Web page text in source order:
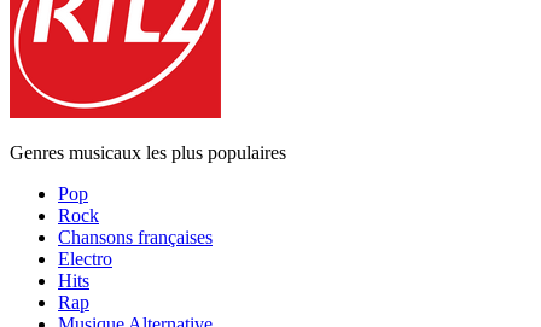
Genres musicaux les plus populaires
Pop
Rock
Chansons françaises
Electro
Hits
Rap